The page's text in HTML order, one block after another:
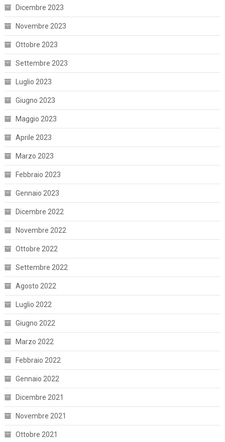
Dicembre 2023
Novembre 2023
Ottobre 2023
Settembre 2023
Luglio 2023
Giugno 2023
Maggio 2023
Aprile 2023
Marzo 2023
Febbraio 2023
Gennaio 2023
Dicembre 2022
Novembre 2022
Ottobre 2022
Settembre 2022
Agosto 2022
Luglio 2022
Giugno 2022
Marzo 2022
Febbraio 2022
Gennaio 2022
Dicembre 2021
Novembre 2021
Ottobre 2021